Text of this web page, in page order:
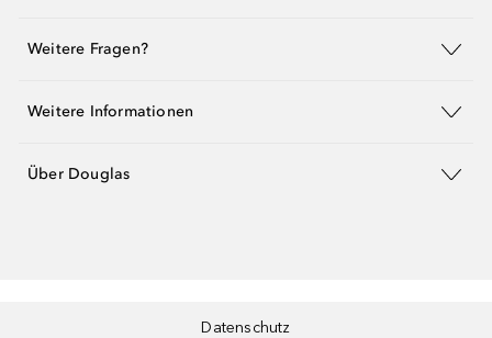
Weitere Fragen?
Weitere Informationen
Über Douglas
Datenschutz